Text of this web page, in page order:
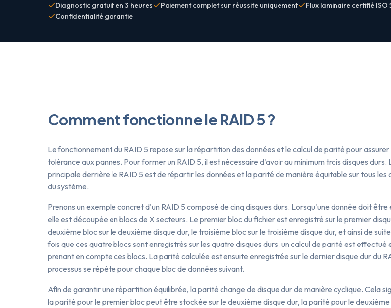
Diagnostic gratuit en 3 heures Paiement complet sur réussite uniquement
Flux laminaire certifié ISO
Confidentialité garantie
Comment fonctionne le RAID 5 ?
Le fonctionnement du RAID 5 repose sur la répartition des données et le calcul de parité pour assurer
tolérance aux pannes. Pour former un RAID 5, il est nécessaire d'avoir au minimum trois disques durs.
principale derrière le RAID 5 est de répartir les données et la parité de manière équitable sur tous les
du système.
Prenons un exemple concret d'un RAID 5 composé de cinq disques durs. Lorsqu'une donnée doit être
elle est découpée en blocs de X secteurs. Le premier bloc du fichier est enregistré sur le premier
deuxième bloc sur le deuxième disque dur, le troisième bloc sur le troisième disque dur, et ainsi de
fois que ces quatre blocs sont enregistrés sur les quatre disques durs, un calcul de parité est effectué
prenant en compte ces blocs. La parité calculée est ensuite enregistrée sur le dernier disque dur du
processus se répète pour chaque bloc de données suivant.
Afin de garantir une répartition équilibrée, la parité change de disque dur de manière cyclique. Cela
la parité pour le premier bloc peut être stockée sur le deuxième disque dur, la parité pour le deuxième